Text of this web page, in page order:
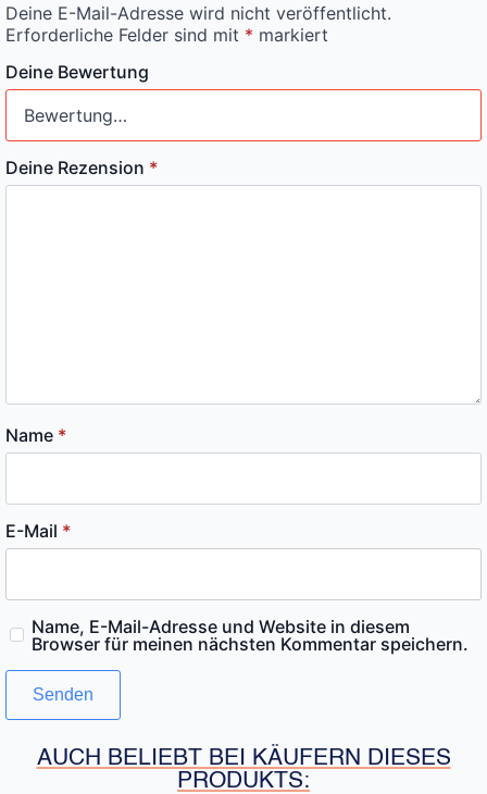
Deine E-Mail-Adresse wird nicht veröffentlicht.
Erforderliche Felder sind mit * markiert
Deine Bewertung
Deine Rezension *
Name *
E-Mail *
Name, E-Mail-Adresse und Website in diesem
Browser für meinen nächsten Kommentar speichern.
AUCH BELIEBT BEI KÄUFERN DIESES
PRODUKTS: